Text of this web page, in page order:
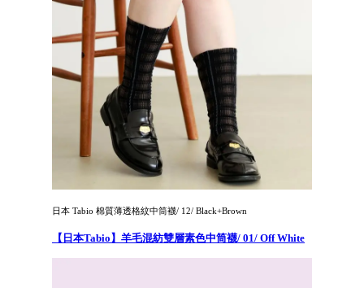
日本 Tabio 棉質薄透格紋中筒襪/ 12/ Black+Brown
【日本Tabio】羊毛混紡雙層素色中筒襪/ 01/ Off White